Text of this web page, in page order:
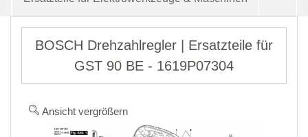
BOSCH Drehzahlregler | Ersatzteile für
GST 90 BE - 1619P07304
Ansicht vergrößern